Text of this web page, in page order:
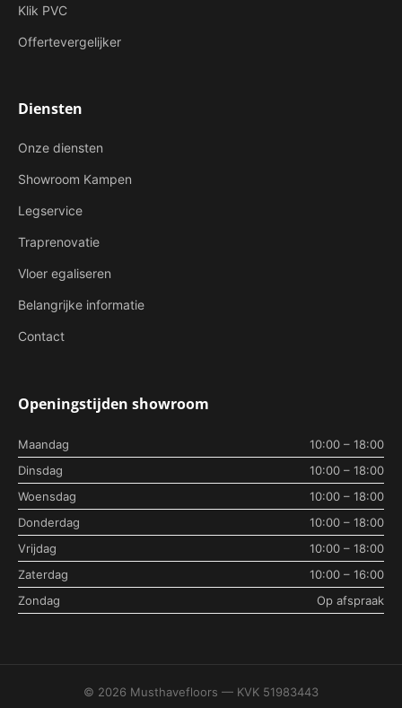
Klik PVC
Offertevergelijker
Diensten
Onze diensten
Showroom Kampen
Legservice
Traprenovatie
Vloer egaliseren
Belangrijke informatie
Contact
Openingstijden showroom
Maandag
10:00 – 18:00
Dinsdag
10:00 – 18:00
Woensdag
10:00 – 18:00
Donderdag
10:00 – 18:00
Vrijdag
10:00 – 18:00
Zaterdag
10:00 – 16:00
Zondag
Op afspraak
© 2026 Musthavefloors — KVK 51983443